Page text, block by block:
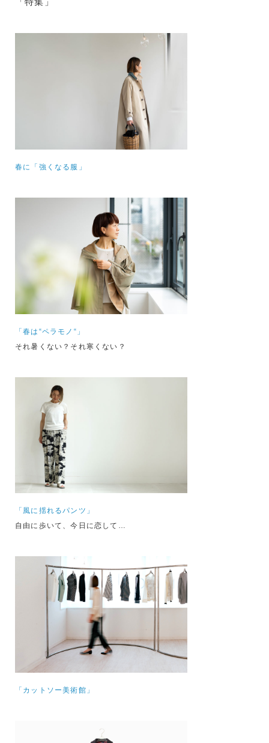
春に「強くなる服」
「春は“ペラモノ“」
それ暑くない？それ寒くない？
「風に揺れるパンツ」
自由に歩いて、今日に恋して…
「カットソー美術館」